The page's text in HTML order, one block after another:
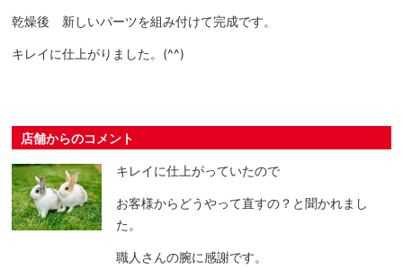
乾燥後 新しいパーツを組み付けて完成です。
キレイに仕上がりました。(^^)
店舗からのコメント
キレイに仕上がっていたので
お客様からどうやって直すの？と聞かれまし
た。
職人さんの腕に感謝です。